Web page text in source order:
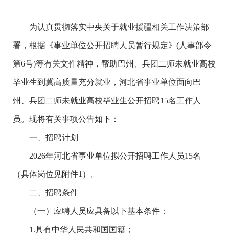
为认真贯彻落实中央关于就业援疆相关工作决策部
署，根据《事业单位公开招聘人员暂行规定》(人事部令
第6号)等有关文件精神，帮助巴州、兵团二师未就业高校
毕业生到冀高质量充分就业，河北省事业单位面向巴
州、兵团二师未就业高校毕业生公开招聘15名工作人
员。现将有关事项公告如下：
一、招聘计划
2026年河北省事业单位拟公开招聘工作人员15名
（具体岗位见附件1）。
二、招聘条件
（一）应聘人员应具备以下基本条件：
1.具有中华人民共和国国籍；